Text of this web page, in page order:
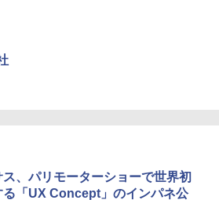
ス、パリモーターショーで世界初
る「UX Concept」のインパネ公